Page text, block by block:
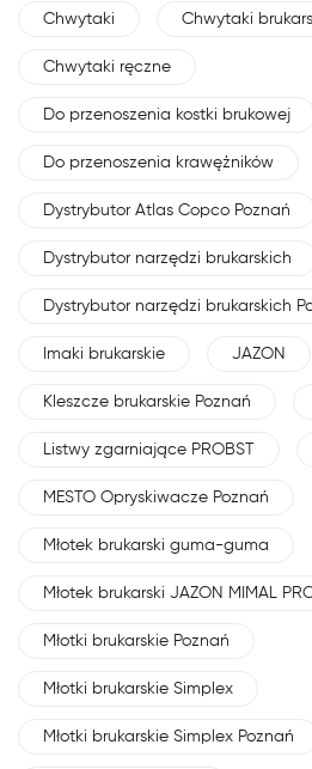
Chwytaki Chwytaki
Chwytaki ręczne
Do przenoszenia kostki brukowej
Do przenoszenia krawężników
Dystrybutor Atlas Copco Poznań
Dystrybutor narzędzi brukarskich
Dystrybutor narzędzi brukarskich
Imaki brukarskie JAZON
Kleszcze brukarskie Poznań
Listwy zgarniające PROBST
MESTO Opryskiwacze Poznań
Młotek brukarski guma-guma
Młotek brukarski JAZON MIMAL
Młotki brukarskie Poznań
Młotki brukarskie Simplex
Młotki brukarskie Simplex Poznań